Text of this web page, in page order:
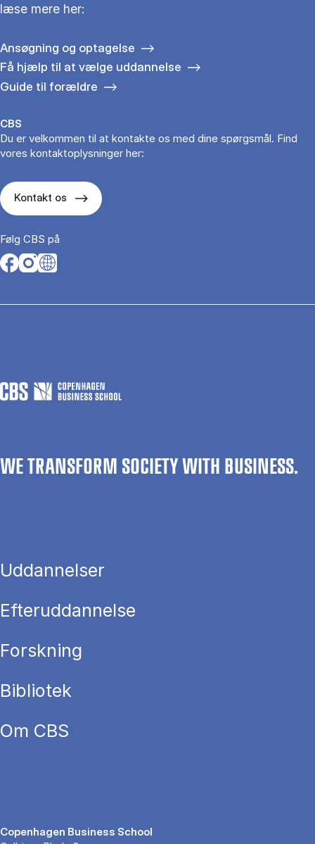
læse mere her:
Ansøgning og optagelse
Få hjælp til at vælge uddannelse
Guide til forældre
CBS
Du er velkommen til at kontakte os med dine spørgsmål. Find
vores kontaktoplysninger her:
Kontakt os
Følg CBS på
Opens in a new tab
Opens in a new tab
Opens in a new tab
WE TRANSFORM SOCIETY WITH BUSINESS.
Uddannelser
Efteruddannelse
Forskning
Bibliotek
Om CBS
Copenhagen Business School